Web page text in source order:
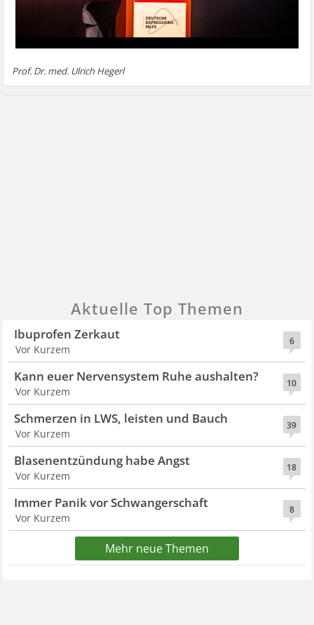
Prof. Dr. med. Ulrich Hegerl
Aktuelle Top Themen
6
Ibuprofen Zerkaut
Vor Kurzem
10
Kann euer Nervensystem Ruhe aushalten?
Vor Kurzem
39
Schmerzen in LWS, leisten und Bauch
Vor Kurzem
18
Blasenentzündung habe Angst
Vor Kurzem
8
Immer Panik vor Schwangerschaft
Vor Kurzem
Mehr neue Themen